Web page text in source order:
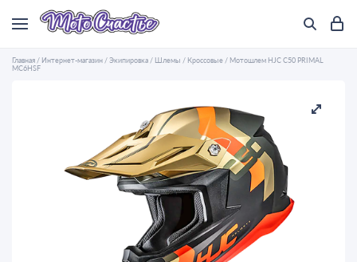
Главная / Интернет-магазин /Экипировка / Шлемы / Кроссовые / Мотошлем HJC C50 PRIMAL
MC6HSF